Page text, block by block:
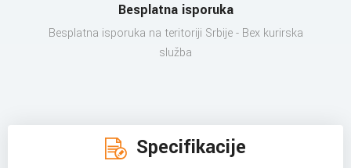
Besplatna isporuka
Besplatna isporuka na teritoriji Srbije - Bex kurirska
služba
Specifikacije